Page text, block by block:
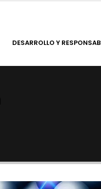
DESARROLLO Y